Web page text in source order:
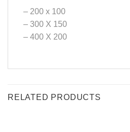
– 200 x 100
– 300 X 150
– 400 X 200
RELATED PRODUCTS